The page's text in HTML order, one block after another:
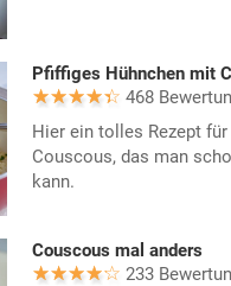
Pfiffiges Hühnchen mit
468
Hier ein tolles Rezept
Couscous, das man
kann.
Couscous mal anders
233